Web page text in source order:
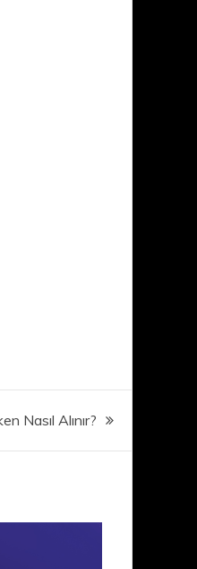
Nasıl Alınır?